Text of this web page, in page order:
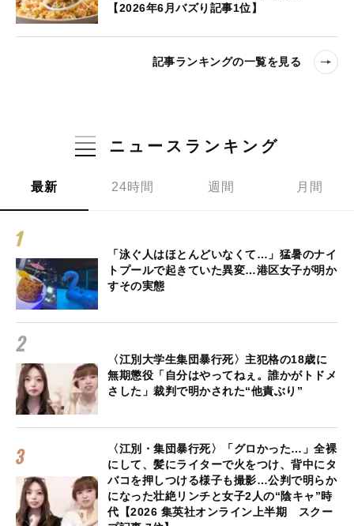
【2026年6月バズり記事1位】
記事ランキングの一覧を見る
ニュースランキング
最新 24時間 週間 月間
「泳ぐ人はほとんどいなくて…」猛暑のナイ
トプールで起きていた異変…港区女子が明か
すその実態
〈江別大学生集団暴行死〉主犯格の18歳に
無期懲役「自分はやってねぇ。誰かがトドメ
さした」裁判で明かされた“他責ぶり”
〈江別・集団暴行死〉「グロかった…」全裸
にして、髪にライターで火をつけ、背中にタ
バコを押しつける様子も撮影…公判で明らか
になった壮絶リンチと女子2人の“陰キャ”時
代【2026 集英社オンライン上半期 スクー